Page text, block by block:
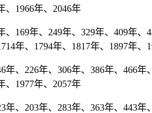
、1966年、2046年
169年、249年、329年、409年
年、1794年、1817年、1897年、
、226年、306年、386年、466
、1977年、2057年
、203年、283年、363年、443